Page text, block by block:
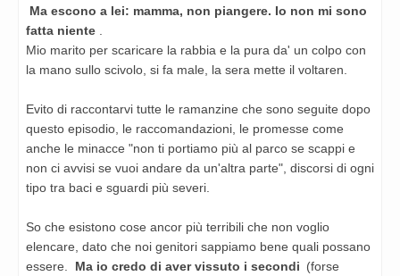
Ma escono a lei: mamma, non piangere. Io non mi sono
fatta niente
Mio marito per scaricare la rabbia e la pura da' un colpo con
la mano sullo scivolo, si fa male, la sera mette il voltaren.
Evito di raccontarvi tutte le ramanzine che sono seguite dopo
questo episodio, le raccomandazioni, le promesse come
anche le minacce "non ti portiamo più al parco se scappi e
non ci avvisi se vuoi andare da un'altra parte", discorsi di ogni
tipo tra baci e sguardi più severi.
So che esistono cose ancor più terribili che non voglio
elencare, dato che noi genitori sappiamo bene quali possano
essere.
Ma io credo di aver vissuto i secondi (forse